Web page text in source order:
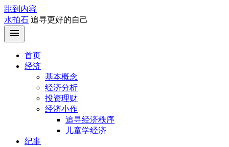
跳到内容
水拍石 追寻更好的自己
首页
经济
基本概念
经济分析
投资理财
经济小作
追寻经济秩序
儿童学经济
纪事